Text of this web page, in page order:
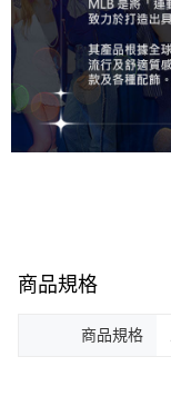
商品規格
商品規格